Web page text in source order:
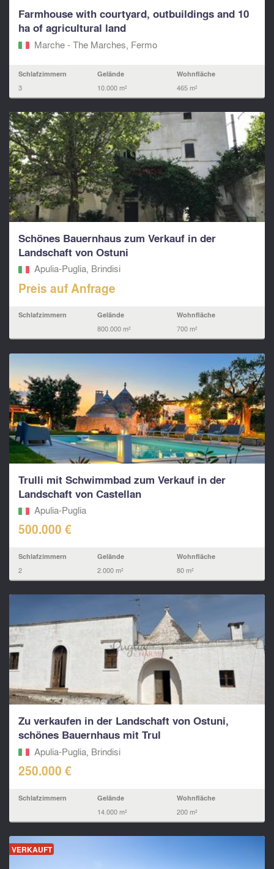
Farmhouse with courtyard, outbuildings and 10
ha of agricultural land
Marche - The Marches, Fermo‎
Schlafzimmern
3
Gelände
10.000 m²
Wohnfläche
465 m²
Schönes Bauernhaus zum Verkauf in der
Landschaft von Ostuni
Apulia-Puglia, Brindisi
Preis auf Anfrage
Schlafzimmern Gelände
800.000 m²
Wohnfläche
700 m²
Trulli mit Schwimmbad zum Verkauf in der
Landschaft von Castellan
Apulia-Puglia
500.000 €
Schlafzimmern
2
Gelände
2.000 m²
Wohnfläche
80 m²
Zu verkaufen in der Landschaft von Ostuni,
schönes Bauernhaus mit Trul
Apulia-Puglia, Brindisi
250.000 €
Schlafzimmern Gelände
14.000 m²
Wohnfläche
200 m²
VERKAUFT